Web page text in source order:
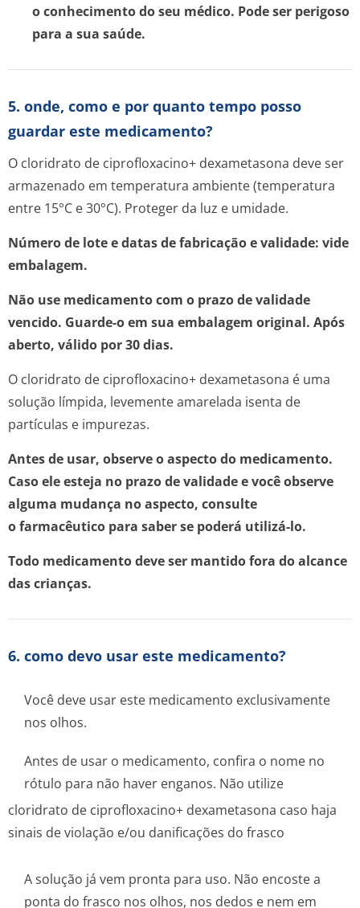
o conhecimento do seu médico. Pode ser perigoso
para a sua saúde.
5. onde, como e por quanto tempo posso
guardar este medicamento?
O cloridrato de ciprofloxacino+ dexametasona deve ser
armazenado em temperatura ambiente (temperatura
entre 15°C e 30°C). Proteger da luz e umidade.
Número de lote e datas de fabricação e validade: vide
embalagem.
Não use medicamento com o prazo de validade
vencido. Guarde-o em sua embalagem original. Após
aberto, válido por 30 dias.
O cloridrato de ciprofloxacino+ dexametasona é uma
solução límpida, levemente amarelada isenta de
partículas e impurezas.
Antes de usar, observe o aspecto do medicamento.
Caso ele esteja no prazo de validade e você observe
alguma mudança no aspecto, consulte
o farmacêutico para saber se poderá utilizá-lo.
Todo medicamento deve ser mantido fora do alcance
das crianças.
6. como devo usar este medicamento?
Você deve usar este medicamento exclusivamente
nos olhos.
Antes de usar o medicamento, confira o nome no
rótulo para não haver enganos. Não utilize
cloridrato de ciprofloxacino+ dexametasona caso haja
sinais de violação e/ou danificações do frasco
A solução já vem pronta para uso. Não encoste a
ponta do frasco nos olhos, nos dedos e nem em